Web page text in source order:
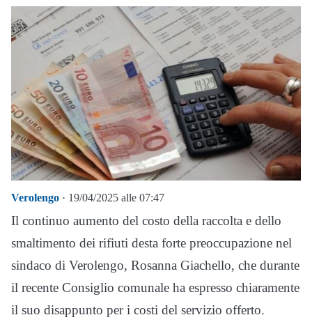
Verolengo · 19/04/2025 alle 07:47
Il continuo aumento del costo della raccolta e dello
smaltimento dei rifiuti desta forte preoccupazione nel
sindaco di Verolengo, Rosanna Giachello, che durante
il recente Consiglio comunale ha espresso chiaramente
il suo disappunto per i costi del servizio offerto.